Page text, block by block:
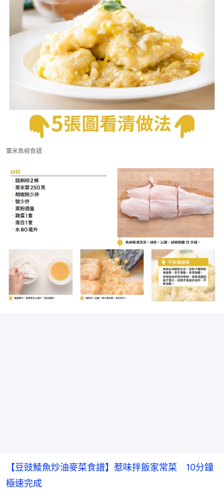
粟米魚柳食譜
【豆豉鯪魚炒油麥菜食譜】惹味拌飯家常菜　10分鐘
極速完成